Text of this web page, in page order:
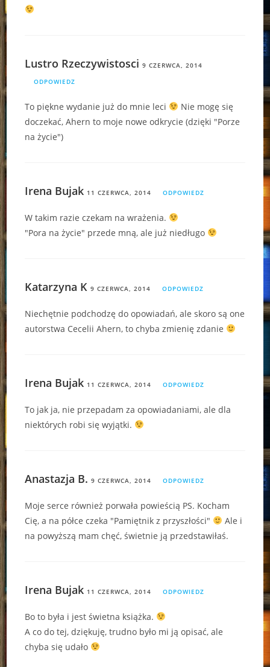
Lustro Rzeczywistosci 9 CZERWCA, 2014
ODPOWIEDZ
To piękne wydanie już do mnie leci
Nie mogę się
doczekać, Ahern to moje nowe odkrycie (dzięki "Porze
na życie")
Irena Bujak 11 CZERWCA, 2014 ODPOWIEDZ
W takim razie czekam na wrażenia.
"Pora na życie" przede mną, ale już niedługo
Katarzyna K 9 CZERWCA, 2014 ODPOWIEDZ
Niechętnie podchodzę do opowiadań, ale skoro są one
autorstwa Cecelii Ahern, to chyba zmienię zdanie
Irena Bujak 11 CZERWCA, 2014 ODPOWIEDZ
To jak ja, nie przepadam za opowiadaniami, ale dla
niektórych robi się wyjątki.
Anastazja B. 9 CZERWCA, 2014 ODPOWIEDZ
Moje serce również porwała powieścią PS. Kocham
Cię, a na półce czeka "Pamiętnik z przyszłości"
Ale i
na powyższą mam chęć, świetnie ją przedstawiłaś.
Irena Bujak 11 CZERWCA, 2014 ODPOWIEDZ
Bo to była i jest świetna książka.
A co do tej, dziękuję, trudno było mi ją opisać, ale
chyba się udało